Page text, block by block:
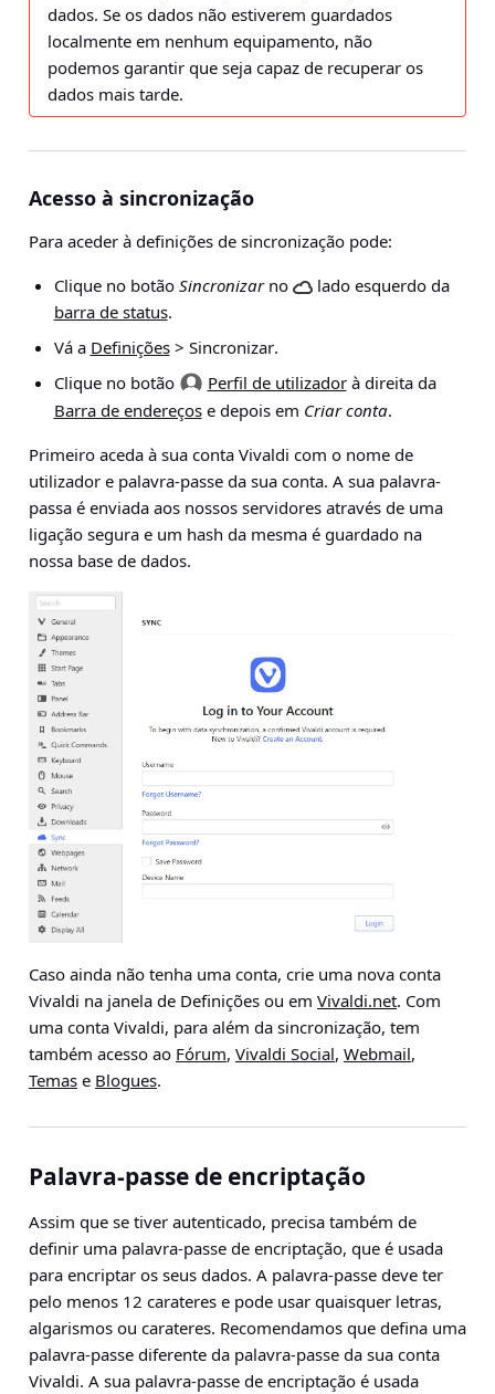
dados. Se os dados não estiverem guardados
localmente em nenhum equipamento, não
podemos garantir que seja capaz de recuperar os
dados mais tarde.
Acesso à sincronização
Para aceder à definições de sincronização pode:
Clique no botão Sincronizar no
lado esquerdo da
barra de status.
Vá a Definições> Sincronizar.
Clique no botão
Perfil de utilizadorà direita da
Barra de endereçose depois em Criar conta.
Primeiro aceda à sua conta Vivaldi com o nome de
utilizador e palavra-passe da sua conta. A sua palavra-
passa é enviada aos nossos servidores através de uma
ligação segura e um hash da mesma é guardado na
nossa base de dados.
Caso ainda não tenha uma conta, crie uma nova conta
Vivaldi na janela de Definições ou em Vivaldi.net. Com
uma conta Vivaldi, para além da sincronização, tem
também acesso ao Fórum, Vivaldi Social, Webmail,
Temas e Blogues.
Palavra-passe de encriptação
Assim que se tiver autenticado, precisa também de
definir uma palavra-passe de encriptação, que é usada
para encriptar os seus dados. A palavra-passe deve ter
pelo menos 12 carateres e pode usar quaisquer letras,
algarismos ou carateres. Recomendamos que defina uma
palavra-passe diferente da palavra-passe da sua conta
Vivaldi. A sua palavra-passe de encriptação é usada